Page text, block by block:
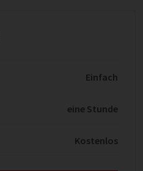
Einfach
eine Stunde
Kostenlos